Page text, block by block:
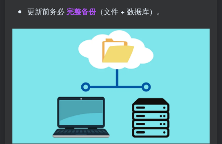
更新前务必 完整备份（文件 + 数据库）。